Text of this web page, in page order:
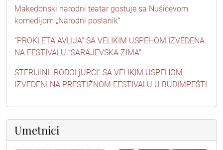
Makedonski narodni teatar gostuje sa Nušićevom
komedijom „Narodni poslanik“
“PROKLETA AVLIJA” SA VELIKIM USPEHOM IZVEDENA
NA FESTIVALU “SARAJEVSKA ZIMA”
STERIJINI "RODOLjUPCI" SA VELIKIM USPEHOM
IZVEDENI NA PRESTIŽNOM FESTIVALU U BUDIMPEŠTI
Umetnici